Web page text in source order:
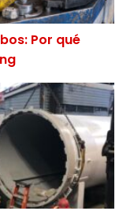
Por qué
Aggressive Tube